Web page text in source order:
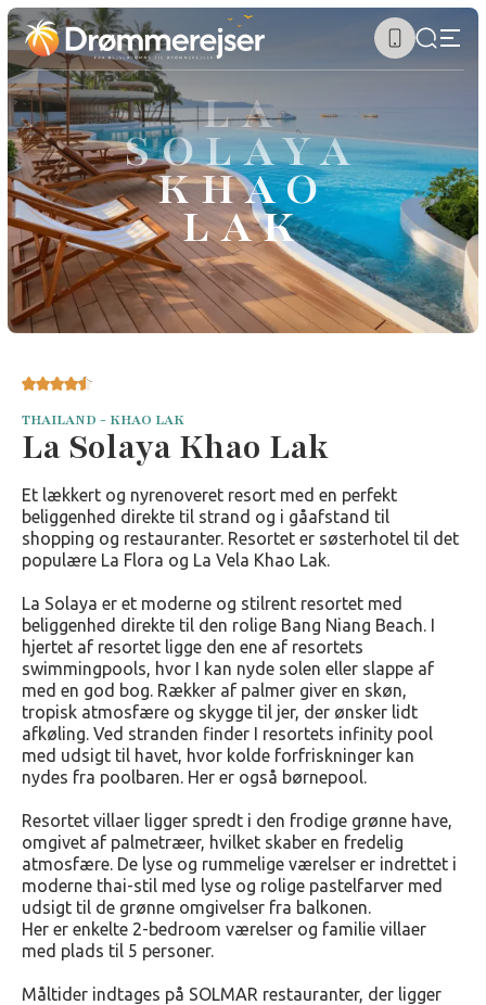
LA
SOLAYA
KHAO
LAK
THAILAND - KHAO LAK
La Solaya Khao Lak
Et lækkert og nyrenoveret resort med en perfekt
beliggenhed direkte til strand og i gåafstand til
shopping og restauranter. Resortet er søsterhotel til det
populære La Flora og La Vela Khao Lak.
La Solaya er et moderne og stilrent resortet med
beliggenhed direkte til den rolige Bang Niang Beach. I
hjertet af resortet ligge den ene af resortets
swimmingpools, hvor I kan nyde solen eller slappe af
med en god bog. Rækker af palmer giver en skøn,
tropisk atmosfære og skygge til jer, der ønsker lidt
afkøling. Ved stranden finder I resortets infinity pool
med udsigt til havet, hvor kolde forfriskninger kan
nydes fra poolbaren. Her er også børnepool.
Resortet villaer ligger spredt i den frodige grønne have,
omgivet af palmetræer, hvilket skaber en fredelig
atmosfære. De lyse og rummelige værelser er indrettet i
moderne thai-stil med lyse og rolige pastelfarver med
udsigt til de grønne omgivelser fra balkonen.
Her er enkelte 2-bedroom værelser og familie villaer
med plads til 5 personer.
Måltider indtages på SOLMAR restauranter, der ligger